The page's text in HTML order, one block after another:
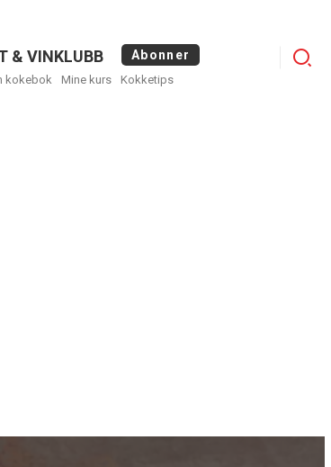
& VINKLUBB Abonner
kokebok Mine kurs Kokketips
Logg